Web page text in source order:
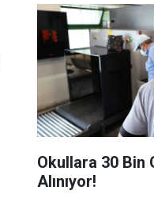
Okullara 30 Bin
Alınıyor!